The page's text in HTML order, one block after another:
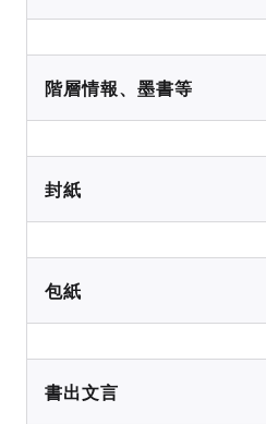
階層情報、墨書等
封紙
包紙
書出文言